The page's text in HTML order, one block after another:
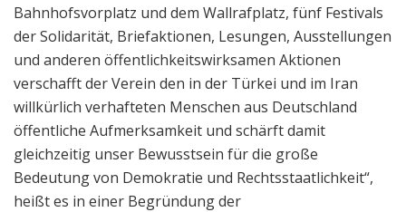
Bahnhofsvorplatz und dem Wallrafplatz, fünf Festivals
der Solidarität, Briefaktionen, Lesungen, Ausstellungen
und anderen öffentlichkeitswirksamen Aktionen
verschafft der Verein den in der Türkei und im Iran
willkürlich verhafteten Menschen aus Deutschland
öffentliche Aufmerksamkeit und schärft damit
gleichzeitig unser Bewusstsein für die große
Bedeutung von Demokratie und Rechtsstaatlichkeit“,
heißt es in einer Begründung der